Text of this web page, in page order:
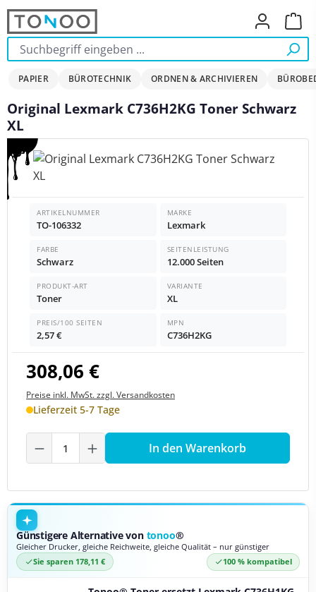
Zum Hauptinhalt springen
PAPIER BÜROTECHNIK ORDNEN & ARCHIVIEREN
Original Lexmark C736H2KG Toner Schwarz
XL
Bildergalerie überspringen
ARTIKELNUMMER
TO-106332
MARKE
Lexmark
FARBE
Schwarz
SEITENLEISTUNG
12.000 Seiten
PRODUKT-ART
Toner
VARIANTE
XL
PREIS/100 SEITEN
2,57 €
MPN
C736H2KG
308,06 €
Preise inkl. MwSt. zzgl. Versandkosten
Lieferzeit 5-7 Tage
Produkt Anzahl: Gib den
In den Warenkorb
Günstigere Alternative von tonoo®
Gleicher Drucker, gleiche Reichweite, gleiche Qualität – nur günstiger
Sie sparen 178,11 € 100 % kompatibel